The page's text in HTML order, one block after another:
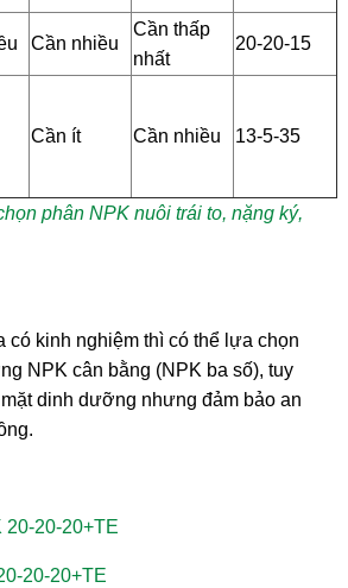
Cần nhiều
Cần thấp
nhất
20-20-15
Cần ít Cần nhiều 13-5-35
phân NPK nuôi trái to, nặng ký,
có kinh nghiệm thì có thể lựa chọn
NPK cân bằng (NPK ba số), tuy
dinh dưỡng nhưng đảm bảo an
20-20-20+TE
20-20+TE